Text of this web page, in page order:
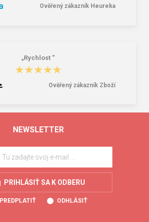
Ověřený zákazník Heureka
„Rychlost “
★★★★★
★★★★★
Ověřený zákazník Zboží
NEWSLETTER
PRIHLÁSIŤ SA K ODBERU
PREDPLATIŤ ODHLÁSIŤ